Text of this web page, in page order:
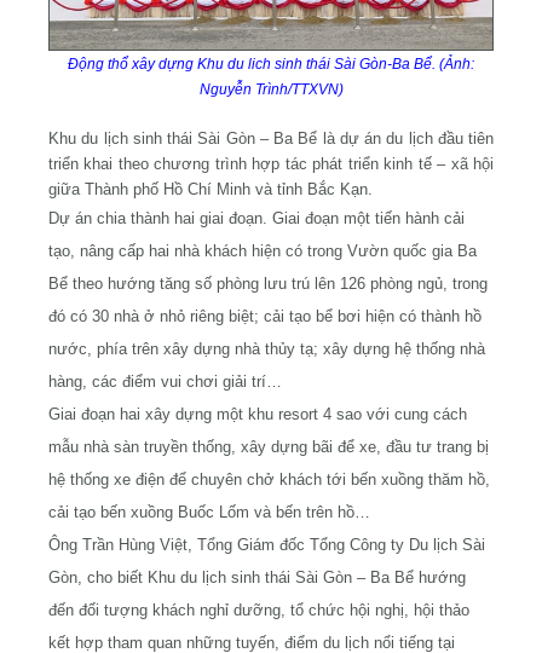
Động thổ xây dựng Khu du lich sinh thái Sài Gòn-Ba Bể. (Ảnh:
Nguyễn Trình/TTXVN)
Khu du lịch sinh thái Sài Gòn – Ba Bể là dự án du lịch đầu tiên
triển khai theo chương trình hợp tác phát triển kinh tế – xã hội
giữa Thành phố Hồ Chí Minh và tỉnh Bắc Kạn.
Dự án chia thành hai giai đoạn. Giai đoạn một tiến hành cải
tạo, nâng cấp hai nhà khách hiện có trong Vườn quốc gia Ba
Bể theo hướng tăng số phòng lưu trú lên 126 phòng ngủ, trong
đó có 30 nhà ở nhỏ riêng biệt; cải tạo bể bơi hiện có thành hồ
nước, phía trên xây dựng nhà thủy tạ; xây dựng hệ thống nhà
hàng, các điểm vui chơi giải trí…
Giai đoạn hai xây dựng một khu resort 4 sao với cung cách
mẫu nhà sàn truyền thống, xây dựng bãi để xe, đầu tư trang bị
hệ thống xe điện để chuyên chở khách tới bến xuồng thăm hồ,
cải tạo bến xuồng Buốc Lốm và bến trên hồ…
Ông Trần Hùng Việt, Tổng Giám đốc Tổng Công ty Du lịch Sài
Gòn, cho biết Khu du lịch sinh thái Sài Gòn – Ba Bể hướng
đến đối tượng khách nghỉ dưỡng, tổ chức hội nghị, hội thảo
kết hợp tham quan những tuyến, điểm du lịch nổi tiếng tại